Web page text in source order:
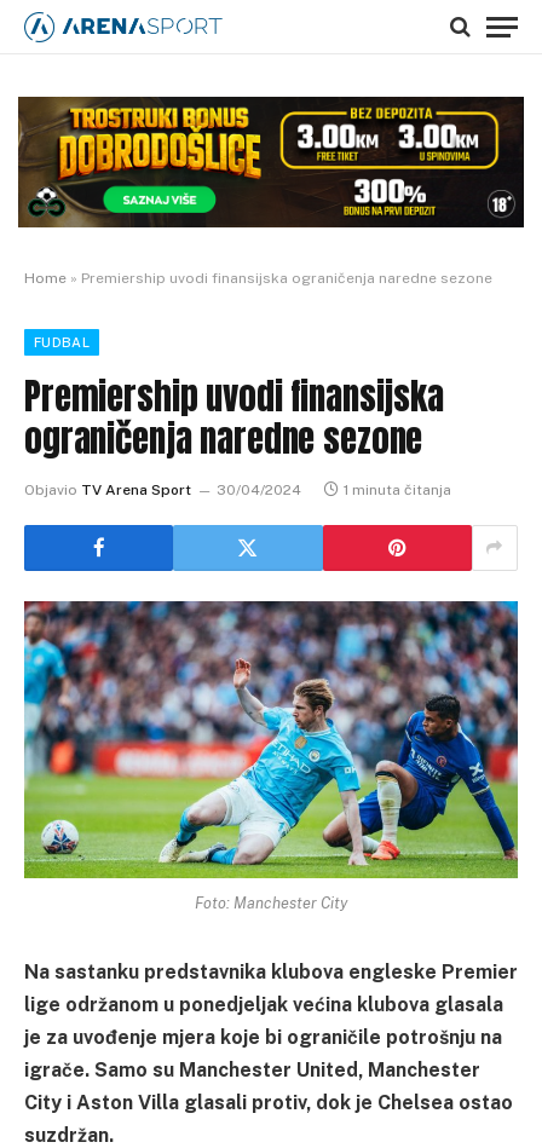
Home » Premiership uvodi finansijska ograničenja naredne sezone
FUDBAL
Premiership uvodi finansijska
ograničenja naredne sezone
Objavio TV Arena Sport 30/04/2024 1 minuta čitanja
Foto: Manchester City
Na sastanku predstavnika klubova engleske Premier
lige održanom u ponedjeljak većina klubova glasala
je za uvođenje mjera koje bi ograničile potrošnju na
igrače. Samo su Manchester United, Manchester
City i Aston Villa glasali protiv, dok je Chelsea ostao
suzdržan.